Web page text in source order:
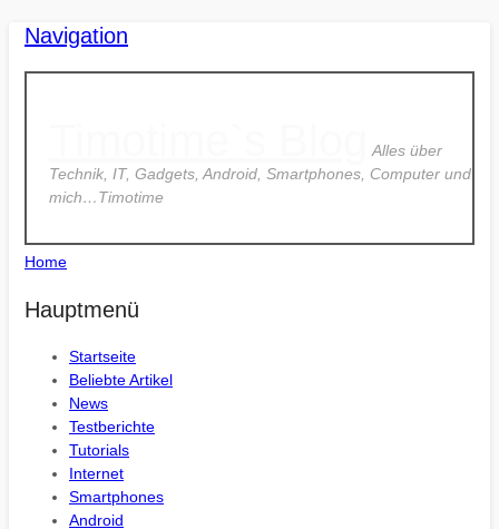
Navigation
Alles über
Technik, IT, Gadgets, Android, Smartphones, Computer und
mich…Timotime
Home
Hauptmenü
Startseite
Beliebte Artikel
News
Testberichte
Tutorials
Internet
Smartphones
Android